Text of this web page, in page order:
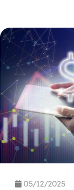
05/12/2025